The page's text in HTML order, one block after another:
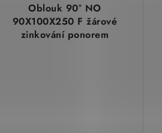
Oblouk 90° NO
90X100X250 F žárové
zinkování ponorem